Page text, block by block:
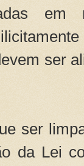
em
ser
ser
da Lei